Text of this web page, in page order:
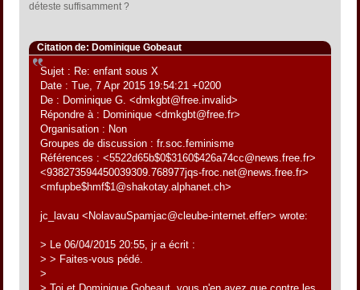
déteste suffisamment ?
Citation de: Dominique Gobeaut
Sujet : Re: enfant sous X
Date : Tue, 7 Apr 2015 19:54:21 +0200
De : Dominique G. <dmkgbt@free.invalid>
Répondre à : Dominique <dmkgbt@free.fr>
Organisation : Non
Groupes de discussion : fr.soc.feminisme
Références : <5522d65b$0$3160$426a74cc@news.free.fr>
<938273594450039309.768977jqs-froc.net@news.free.fr>
<mfupbe$hmf$1@shakotay.alphanet.ch>
jc_lavau <NolavauSpamjac@cleube-internet.effer> wrote:
> Le 06/04/2015 20:55, jr a écrit :
> > Faites-vous pédé.
>